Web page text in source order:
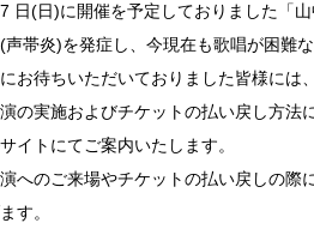
日(日)に開催を予定しておりました「
帯炎)を発症し、今現在も歌唱が困難
お待ちいただいておりました皆様には
の実施およびチケットの払い戻し方
イトにてご案内いたします。
へのご来場やチケットの払い戻しの
す。